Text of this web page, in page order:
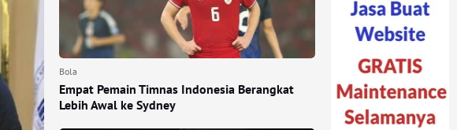
Bola
Empat Pemain Timnas Indonesia Berangkat
Lebih Awal ke Sydney